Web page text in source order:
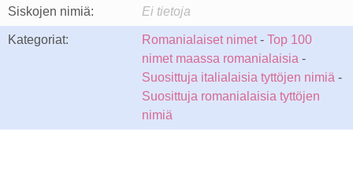
Siskojen nimiä: Ei tietoja
Kategoriat: Romanialaiset nimet- Top 100
nimet maassa romanialaisia -
Suosittuja italialaisia tyttöjen nimiä -
Suosittuja romanialaisia tyttöjen
nimiä